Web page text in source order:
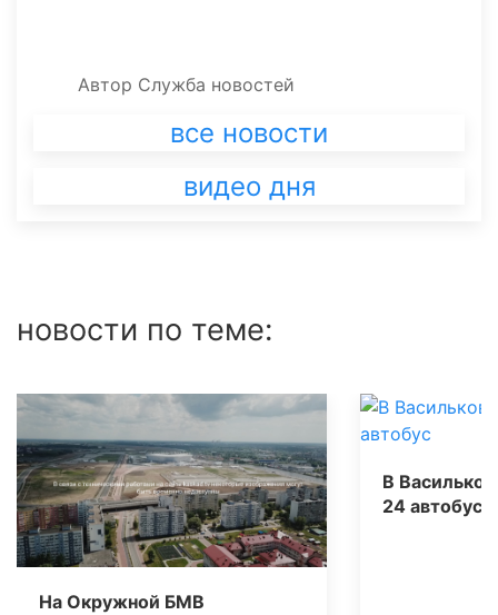
Автор Служба новостей
все новости
видео дня
новости по теме:
На Окружной БМВ
В
24 автобус